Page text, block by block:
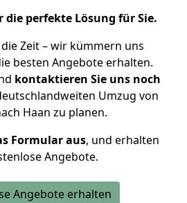
die perfekte Lösung für Sie.
Zeit – wir kümmern uns
besten Angebote erhalten.
kontaktieren Sie uns noch
Umzug von
Haan zu planen.
Formular aus, und erhalten
Angebote.
Angebote erhalten